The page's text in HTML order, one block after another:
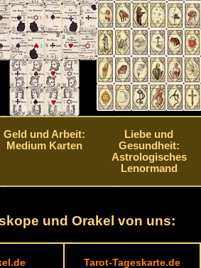
Geld und Arbeit:
Medium Karten
Liebe und
Gesundheit:
Astrologisches
Lenormand
und Orakel von uns:
Tarot-Tageskarte.de